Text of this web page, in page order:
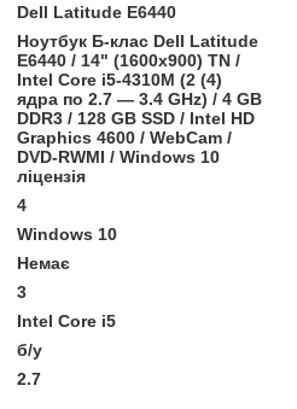
Dell Latitude E6440
Ноутбук Б-клас Dell Latitude
E6440 / 14" (1600x900) TN /
Intel Core i5-4310M (2 (4)
ядра по 2.7 — 3.4 GHz) / 4 GB
DDR3 / 128 GB SSD / Intel HD
Graphics 4600 / WebCam /
DVD-RWMI / Windows 10
ліцензія
4
Windows 10
Немає
3
Intel Core i5
б/у
2.7